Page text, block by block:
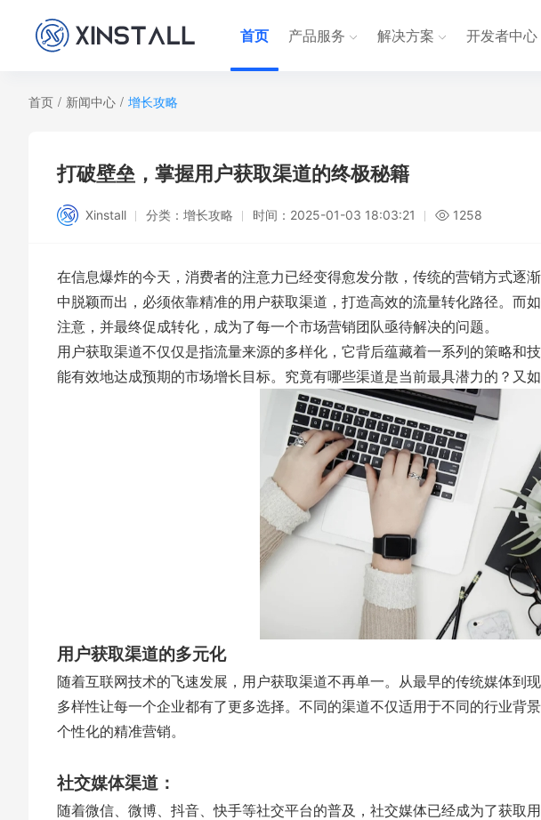
首页 产品服务 解决方案 开发者中心
首页 / 新闻中心 / 增长攻略
打破壁垒，掌握用户获取渠道的终极秘籍
Xinstall 分类： 增长攻略 时间： 2025-01-03 18:03:21 1258
在信息爆炸的今天，消费者的注意力已经变得愈发分散，传统的营销方式逐
中脱颖而出，必须依靠精准的用户获取渠道，打造高效的流量转化路径。而
注意，并最终促成转化，成为了每一个市场营销团队亟待解决的问题。
用户获取渠道不仅仅是指流量来源的多样化，它背后蕴藏着一系列的策略和
能有效地达成预期的市场增长目标。究竟有哪些渠道是当前最具潜力的？又
用户获取渠道的多元化
随着互联网技术的飞速发展，用户获取渠道不再单一。从最早的传统媒体到
多样性让每一个企业都有了更多选择。不同的渠道不仅适用于不同的行业背
个性化的精准营销。
社交媒体渠道：
随着微信、微博、抖音、快手等社交平台的普及，社交媒体已经成为了获取